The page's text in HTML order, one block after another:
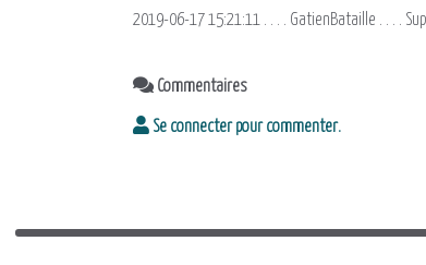
2019-06-17 15:21:11 . . . . GatienBataille . . . .
Commentaires
Se connecter pour commenter.